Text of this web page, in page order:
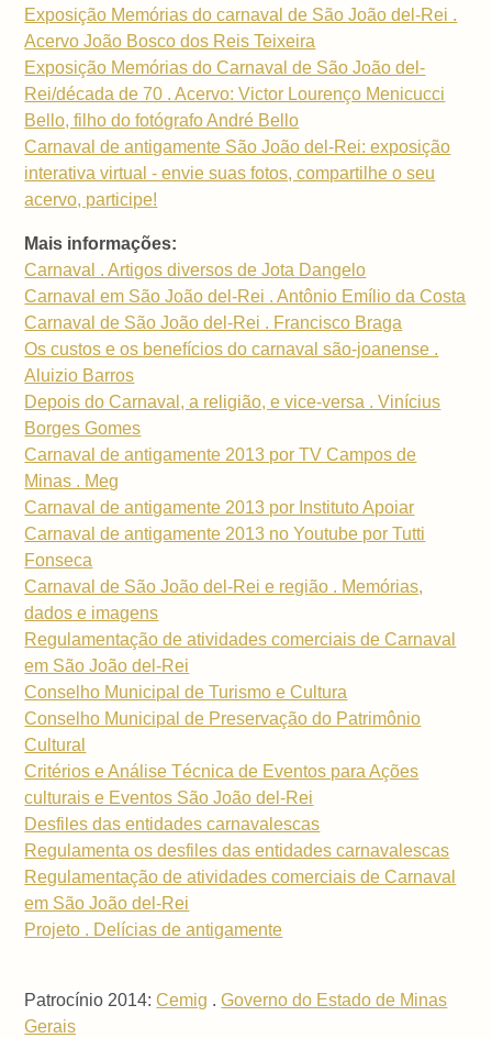
Exposição Memórias do carnaval de São João del-Rei .
Acervo João Bosco dos Reis Teixeira
Exposição Memórias do Carnaval de São João del-
Rei/década de 70 . Acervo: Victor Lourenço Menicucci
Bello, filho do fotógrafo André Bello
Carnaval de antigamente São João del-Rei: exposição
interativa virtual - envie suas fotos, compartilhe o seu
acervo, participe!
Mais informações:
Carnaval . Artigos diversos de Jota Dangelo
Carnaval em São João del-Rei . Antônio Emílio da Costa
Carnaval de São João del-Rei . Francisco Braga
Os custos e os benefícios do carnaval são-joanense .
Aluizio Barros
Depois do Carnaval, a religião, e vice-versa . Vinícius
Borges Gomes
Carnaval de antigamente 2013 por TV Campos de
Minas . Meg
Carnaval de antigamente 2013 por Instituto Apoiar
Carnaval de antigamente 2013 no Youtube por Tutti
Fonseca
Carnaval de São João del-Rei e região . Memórias,
dados e imagens
Regulamentação de atividades comerciais de Carnaval
em São João del-Rei
Conselho Municipal de Turismo e Cultura
Conselho Municipal de Preservação do Patrimônio
Cultural
Critérios e Análise Técnica de Eventos para Ações
culturais e Eventos São João del-Rei
Desfiles das entidades carnavalescas
Regulamenta os desfiles das entidades carnavalescas
Regulamentação de atividades comerciais de Carnaval
em São João del-Rei
Projeto . Delícias de antigamente
Patrocínio 2014:Cemig .Governo do Estado de Minas
Gerais